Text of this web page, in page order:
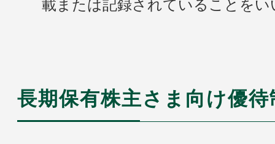
載または記録されていることをい
長期保有株主さま向け優待